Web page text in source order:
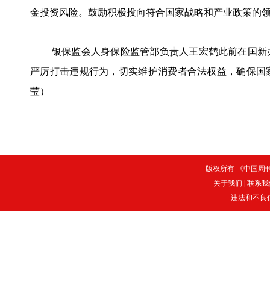
金投资风险。鼓励积极投向符合国家战略和产业政策的
银保监会人身保险监管部负责人王宏鹤此前在国
严厉打击违规行为，切实维护消费者合法权益，确保
莹）
版权所有 《中国周
关于我们
联系
违法和不良